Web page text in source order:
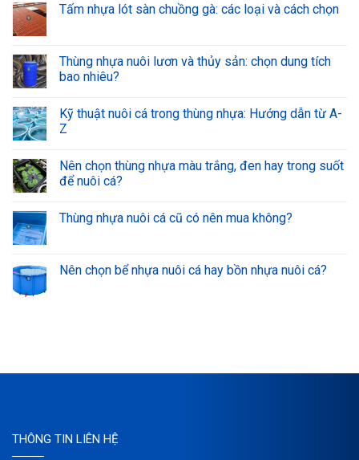
Tấm nhựa lót sàn chuồng gà: các loại và cách chọn
Thùng nhựa nuôi lươn và thủy sản: chọn dung tích
bao nhiêu?
Kỹ thuật nuôi cá trong thùng nhựa: Hướng dẫn từ A-
Z
Nên chọn thùng nhựa màu trắng, đen hay trong suốt
để nuôi cá?
Thùng nhựa nuôi cá cũ có nên mua không?
Nên chọn bể nhựa nuôi cá hay bồn nhựa nuôi cá?
THÔNG TIN LIÊN HỆ